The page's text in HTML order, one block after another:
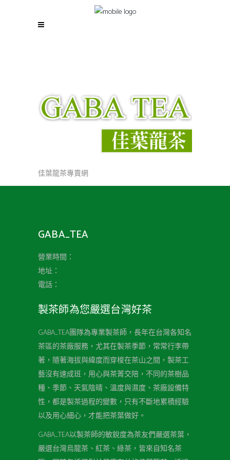
佳葉龍茶專賣網
GABA_TEA
營業時間：
地址：
電話：
製茶師為您嚴選台灣好茶
GABA_TEA團隊為專業製茶師，長年在台灣各知名
茶區的茶廠服務，尤其在製茶季節，常常行李帶
著，隨著海拔與緯度而穿梭在茶山之間，製茶工
藝沒有速成班，用心與茶菁交陪，不同的茶樹品
種、季節、天氣陰晴、溫度與濕度、茶廠設備特
性，都是製茶過程的變數，只有不斷地累積經驗
以及用心細心，才能把茶葉做好。
GABA_TEA以製茶師的敏銳度為茶友們嚴選茶葉，
嚴選台灣烏龍茶、紅茶、綠茶，皆來自知名茶